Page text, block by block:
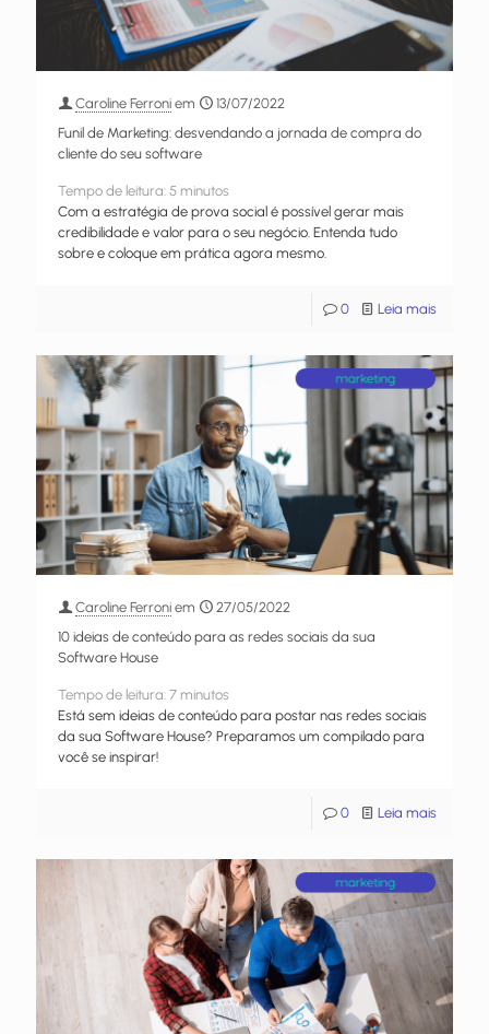
Caroline Ferroni em
13/07/2022
Funil de Marketing: desvendando a jornada de compra do
cliente do seu software
Tempo de leitura: 5 minutos
Com a estratégia de prova social é possível gerar mais
credibilidade e valor para o seu negócio. Entenda tudo
sobre e coloque em prática agora mesmo.
0 Leia mais
Caroline Ferroni em
27/05/2022
10 ideias de conteúdo para as redes sociais da sua
Software House
Tempo de leitura: 7 minutos
Está sem ideias de conteúdo para postar nas redes sociais
da sua Software House? Preparamos um compilado para
você se inspirar!
0 Leia mais